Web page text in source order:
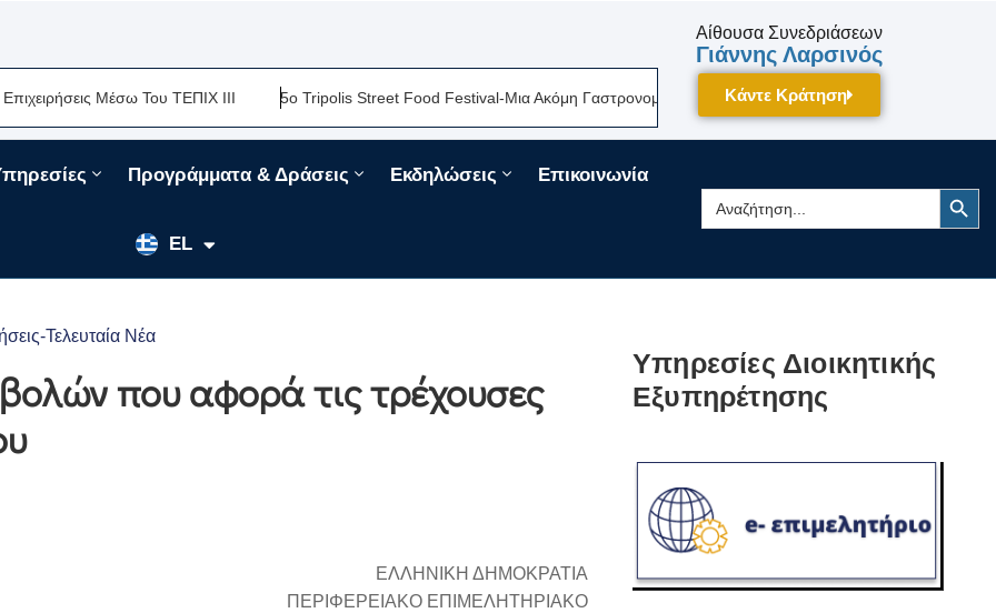
Μέσω Του ΤΕΠΙΧ ΙΙΙ 5ο Tripolis Street Food Festival-Μια Ακόμη Γαστρονομική Γιορτή Της Πελοποννήσου Δίνει Ραντεβού Τον
Αίθουσα Συνεδριάσεων
Γιάννης Λαρσινός
Κάντε Κράτηση
Προγράμματα & Δράσεις Εκδηλώσεις Επικοινωνία
EL
EN
FR
Search
for:
Search Button
Τελευταία Νέα
που αφορά τις τρέχουσες
ΕΛΛΗΝΙΚΗ ΔΗΜΟΚΡΑΤΙΑ
ΠΕΡΙΦΕΡΕΙΑΚΟ ΕΠΙΜΕΛΗΤΗΡΙΑΚΟ
Υπηρεσίες Διοικητικής
Εξυπηρέτησης